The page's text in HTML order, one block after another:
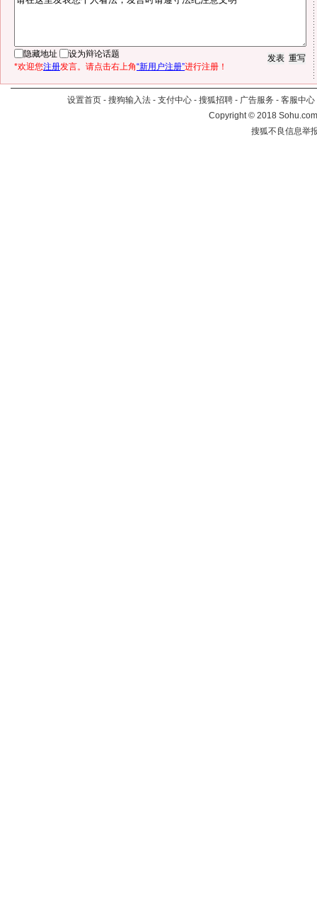
隐藏地址
设为辩论话题
*欢迎您注册发言。请点击右上角“新用户注册”进行注册！
设置首页 - 搜狗输入法 - 支付中心 - 搜狐招聘 - 广告服务 - 客服中心
Copyright©2018
搜狐不良信息举